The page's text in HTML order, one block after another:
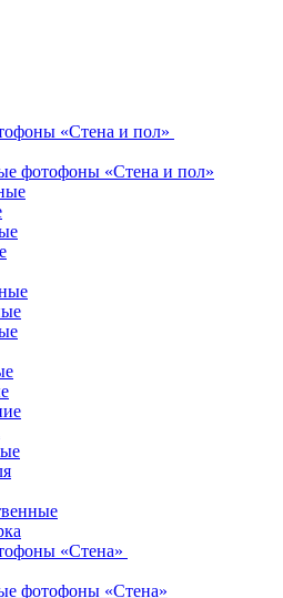
«Стена и пол»
фотофоны «Стена и пол»
«Стена»
фотофоны «Стена»